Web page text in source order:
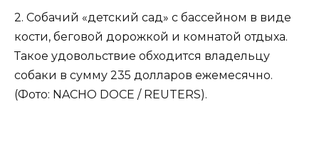
2. Собачий «детский сад» с бассейном в виде
кости, беговой дорожкой и комнатой отдыха.
Такое удовольствие обходится владельцу
собаки в сумму 235 долларов ежемесячно.
(Фото: NACHO DOCE / REUTERS).